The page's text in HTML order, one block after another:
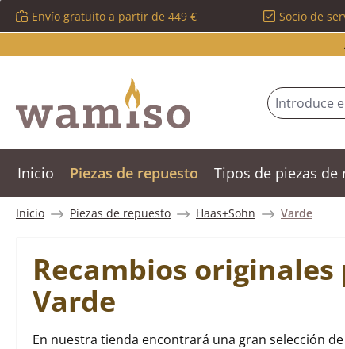
al contenido principal
Saltar a la búsqueda
Saltar a la navegación principal
Envío gratuito a partir de 449 € Socio de
Inicio Piezas de repuesto Tipos de piezas de
Inicio Piezas de repuesto Haas+Sohn Varde
Recambios
Varde
En nuestra tienda encontrará una gran selección